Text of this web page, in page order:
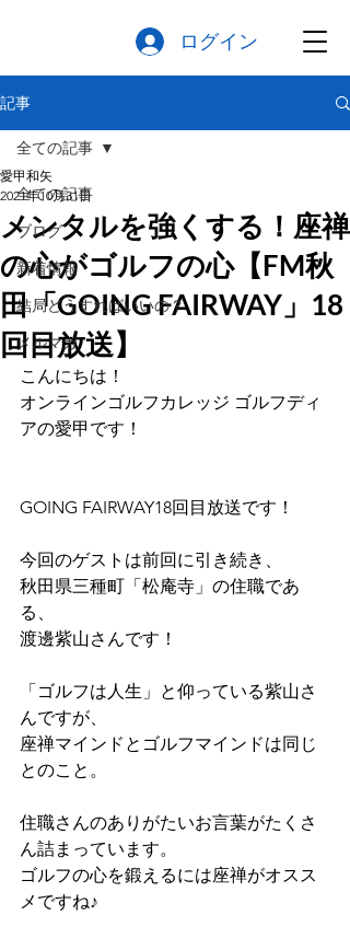
ログイン
記事
全ての記事
ブログ
新着情報
結局どうすればいいの？
メルマガ
全ての記事
メンタルを強くする！座禅
の心がゴルフの心【FM秋
田「GOING FAIRWAY」18
回目放送】
愛甲和矢
2021年10月31日
こんにちは！
オンラインゴルフカレッジ ゴルフディ
アの愛甲です！
GOING FAIRWAY18回目放送です！
今回のゲストは前回に引き続き、
秋田県三種町「松庵寺」の住職であ
る、
渡邊紫山さんです！
「ゴルフは人生」と仰っている紫山さ
んですが、
座禅マインドとゴルフマインドは同じ
とのこと。
住職さんのありがたいお言葉がたくさ
ん詰まっています。
ゴルフの心を鍛えるには座禅がオスス
メですね♪